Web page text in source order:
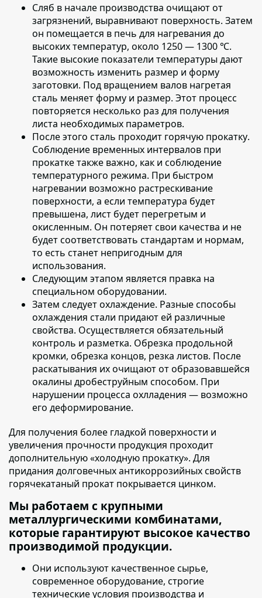
Сляб в начале производства очищают от
загрязнений, выравнивают поверхность. Затем
он помещается в печь для нагревания до
высоких температур, около 1250 — 1300 ℃.
Такие высокие показатели температуры дают
возможность изменить размер и форму
заготовки. Под вращением валов нагретая
сталь меняет форму и размер. Этот процесс
повторяется несколько раз для получения
листа необходимых параметров.
После этого сталь проходит горячую прокатку.
Соблюдение временных интервалов при
прокатке также важно, как и соблюдение
температурного режима. При быстром
нагревании возможно растрескивание
поверхности, а если температура будет
превышена, лист будет перегретым и
окисленным. Он потеряет свои качества и не
будет соответствовать стандартам и нормам,
то есть станет непригодным для
использования.
Следующим этапом является правка на
специальном оборудовании.
Затем следует охлаждение. Разные способы
охлаждения стали придают ей различные
свойства. Осуществляется обязательный
контроль и разметка. Обрезка продольной
кромки, обрезка концов, резка листов. После
раскатывания их очищают от образовавшейся
окалины дробеструйным способом. При
нарушении процесса охлладения — возможно
его деформирование.
Для получения более гладкой поверхности и
увеличения прочности продукция проходит
дополнительную «холодную прокатку». Для
придания долговечных антикоррозийных свойств
горячекатаный прокат покрывается цинком.
Мы работаем с крупными
металлургическими комбинатами,
которые гарантируют высокое качество
производимой продукции.
Они используют качественное сырье,
современное оборудование, строгие
технические условия производства и